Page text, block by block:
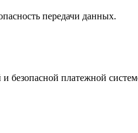
передачи данных.
безопасной платежной